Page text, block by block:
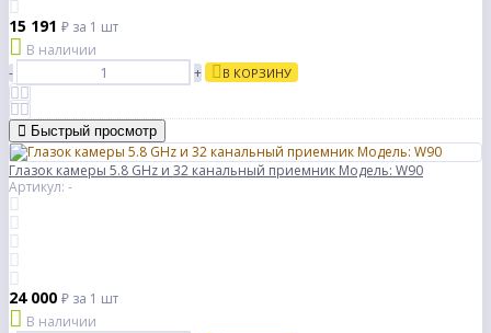
15 191 ₽ за 1 шт
В наличии
-
+ В КОРЗИНУ
Быстрый просмотр
Глазок камеры 5.8 GHz и 32 канальный приемник Модель: W90
Артикул: -
24 000 ₽ за 1 шт
В наличии